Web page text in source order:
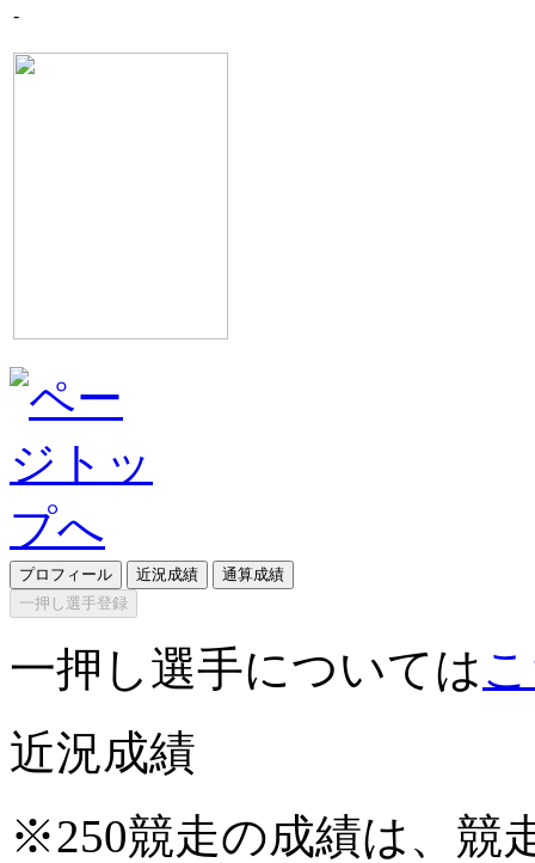
-
プロフィール 近況成績
通算成績
一押し選手登録
一押し選手については
近況成績
※250競走の成績は、競